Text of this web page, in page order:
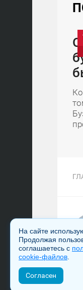
На сайте
Продолжая
соглашаетесь с
cookie-файлов
Согласен